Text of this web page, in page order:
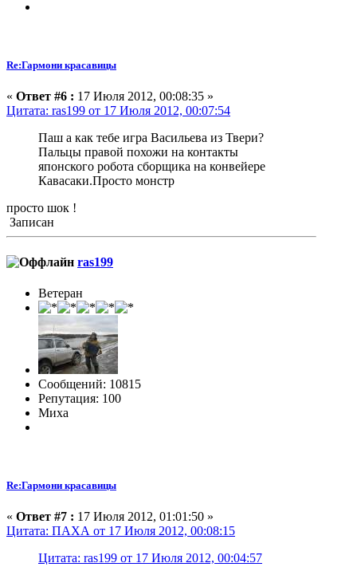
Re:Гармони красавицы
« Ответ #6 : 17 Июля 2012, 00:08:35 »
Цитата: ras199 от 17 Июля 2012, 00:07:54
Паш а как тебе игра Васильева из Твери?
Пальцы правой похожи на контакты
японского робота сборщика на конвейере
Кавасаки.Просто монстр
просто шок !
Записан
ras199
Ветеран
Сообщений: 10815
Репутация: 100
Миха
Re:Гармони красавицы
« Ответ #7 : 17 Июля 2012, 01:01:50 »
Цитата: ПАХА от 17 Июля 2012, 00:08:15
Цитата: ras199 от 17 Июля 2012, 00:04:57